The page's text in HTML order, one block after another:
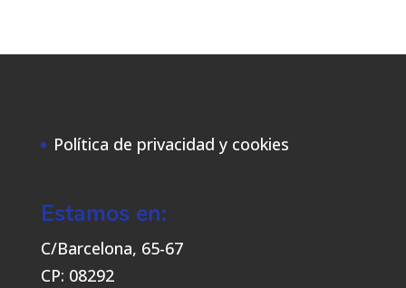
Política de privacidad y cookies
Estamos en:
C/Barcelona, 65-67
CP: 08292